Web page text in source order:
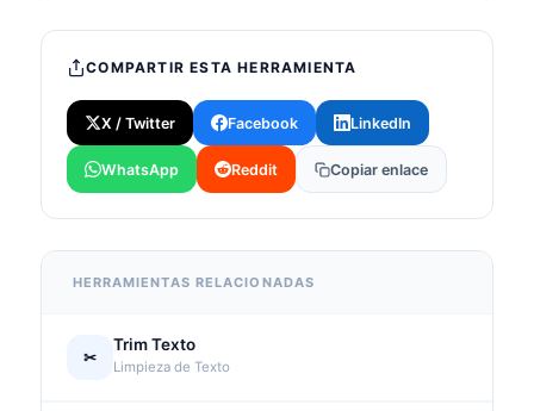
COMPARTIR ESTA HERRAMIENTA
X / Twitter Facebook LinkedIn
WhatsApp Reddit Copiar enlace
HERRAMIENTAS RELACIONADAS
✂
Trim Texto
Limpieza de Texto